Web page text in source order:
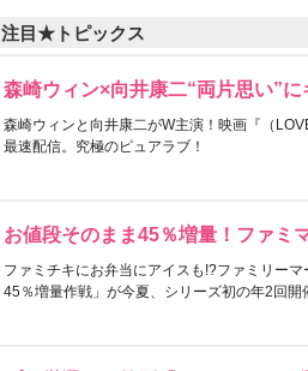
注目★トピックス
森崎ウィン×向井康二“両片思い”
森崎ウィンと向井康二がW主演！映画『（
最速配信。究極のピュアラブ！
お値段そのまま45％増量！ファミ
ファミチキにお弁当にアイスも!?ファミリー
45％増量作戦」が今夏、シリーズ初の年2回開